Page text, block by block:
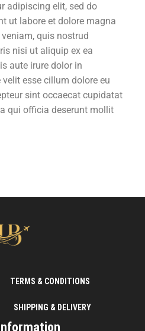
adipiscing elit, sed do
ut labore et dolore magna
quis nostrud
nisi ut aliquip ex ea
aute irure dolor in
esse cillum dolore eu
sint occaecat cupidatat
qui officia deserunt mollit
TERMS & CONDITIONS
SHIPPING & DELIVERY